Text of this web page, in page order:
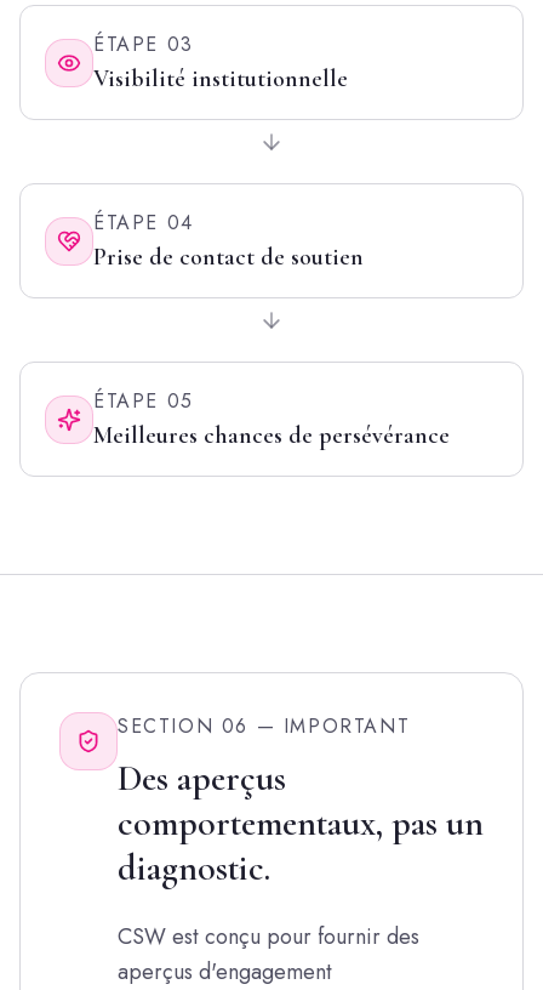
ÉTAPE 03
Visibilité institutionnelle
ÉTAPE 04
Prise de contact de soutien
ÉTAPE 05
Meilleures chances de persévérance
SECTION 06 — IMPORTANT
Des aperçus
comportementaux, pas un
diagnostic.
CSW est conçu pour fournir des
aperçus d'engagement